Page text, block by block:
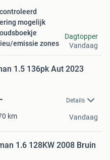
mogelijk
emissie zones
Dagtopper
Vandaag
1.5 136pk Aut 2023
Details
km Vandaag
1.6 128KW 2008 Bruin